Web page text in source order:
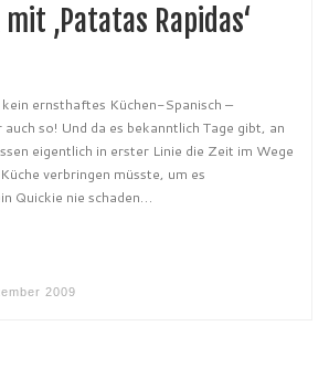
‚Patatas Rapidas‘
ernsthaftes Küchen-Spanisch –
auch so! Und da es bekanntlich Tage gibt, an
eigentlich in erster Linie die Zeit im Wege
verbringen müsste, um es
Quickie nie schaden…
2009